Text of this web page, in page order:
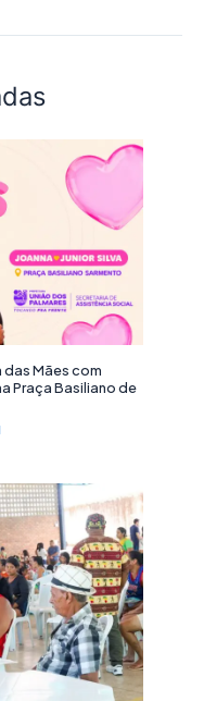
das Mães com
Praça Basiliano de